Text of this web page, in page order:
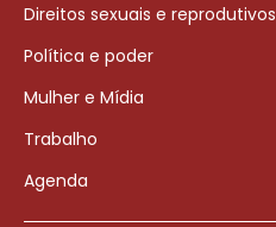
Direitos sexuais e reprodutivos
Política e poder
Mulher e Mídia
Trabalho
Agenda